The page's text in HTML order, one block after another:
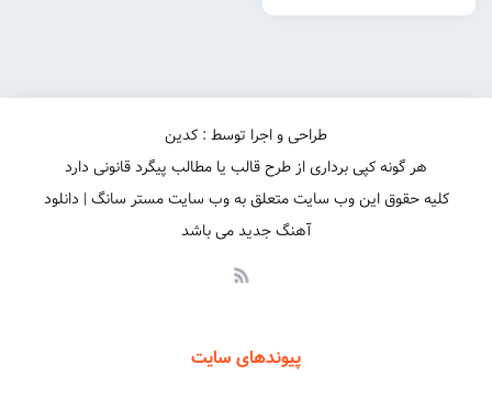
طراحی و اجرا توسط : کدین
هر گونه کپی برداری از طرح قالب یا مطالب پیگرد قانونی دارد
کلیه حقوق این وب سایت متعلق به وب سایت مستر سانگ | دانلود
آهنگ جدید می باشد
پیوندهای سایت